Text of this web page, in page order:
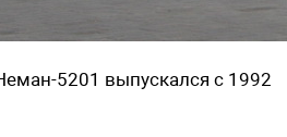
5201 выпускался с 1992